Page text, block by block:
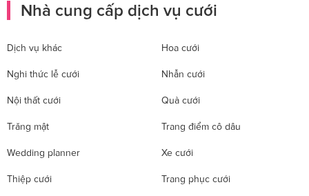
Nhà cung cấp dịch vụ cưới
Dịch vụ khác Hoa cưới
Nghi thức lễ cưới Nhẫn cưới
Nội thất cưới Quà cưới
Trăng mật Trang điểm cô dâu
Wedding planner Xe cưới
Thiệp cưới Trang phục cưới